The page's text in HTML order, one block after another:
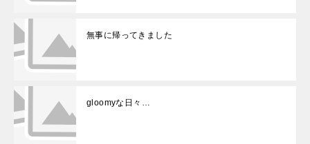
無事に帰ってきました
gloomyな日々…